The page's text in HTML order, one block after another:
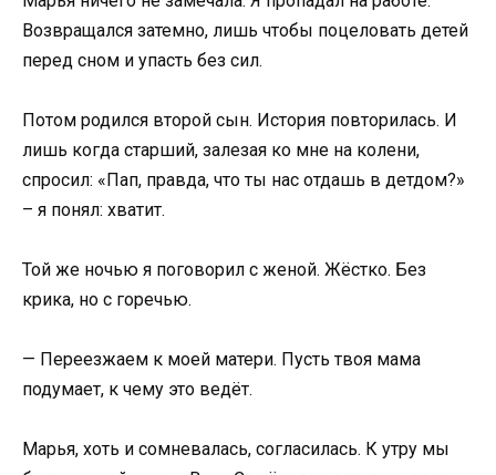
Возвращался затемно, лишь чтобы поцеловать детей
перед сном и упасть без сил.
Потом родился второй сын. История повторилась. И
лишь когда старший, залезая ко мне на колени,
спросил: «Пап, правда, что ты нас отдашь в детдом?»
– я понял: хватит.
Той же ночью я поговорил с женой. Жёстко. Без
крика, но с горечью.
— Переезжаем к моей матери. Пусть твоя мама
подумает, к чему это ведёт.
Марья, хоть и сомневалась, согласилась. К утру мы